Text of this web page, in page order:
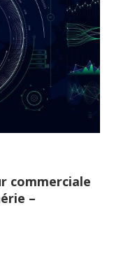
commerciale
–